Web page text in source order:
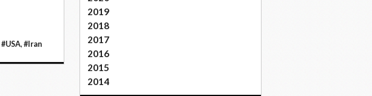
#USA, #Iran
2019
2018
2017
2016
2015
2014